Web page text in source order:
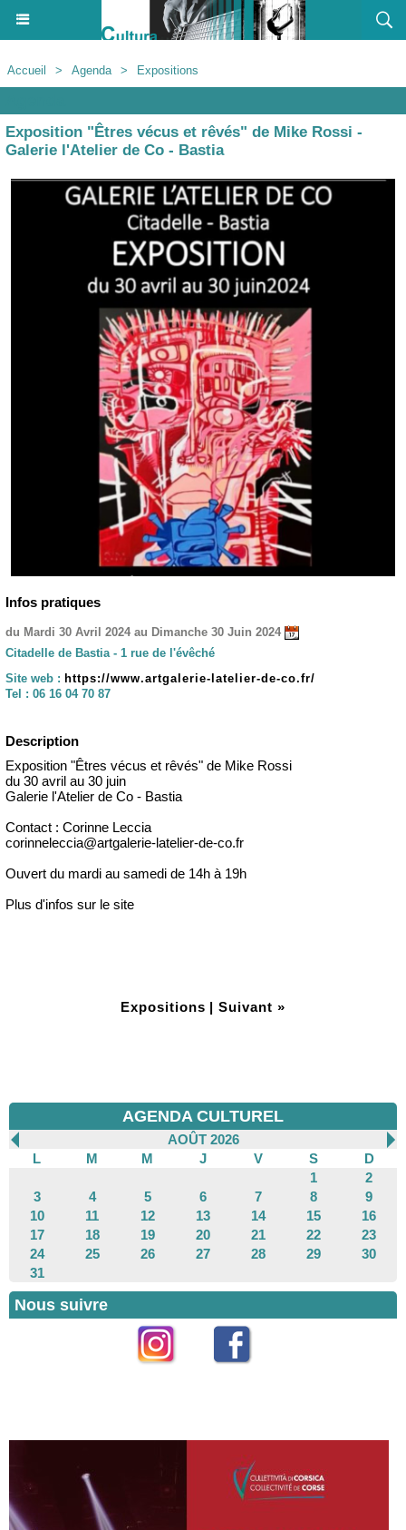
Accueil > Agenda > Expositions
Exposition "Êtres vécus et rêvés" de Mike Rossi -
Galerie l'Atelier de Co - Bastia
Infos pratiques
du Mardi 30 Avril 2024 au Dimanche 30 Juin 2024
Citadelle de Bastia - 1 rue de l'évêché
Site web : https://www.artgalerie-latelier-de-co.fr/
Tel : 06 16 04 70 87
Description
Exposition "Êtres vécus et rêvés" de Mike Rossi
du 30 avril au 30 juin
Galerie l'Atelier de Co - Bastia
Contact : Corinne Leccia
corinneleccia@artgalerie-latelier-de-co.fr
Ouvert du mardi au samedi de 14h à 19h
Plus d'infos sur le site
Expositions | Suivant »
AGENDA CULTUREL
AOÛT 2026
L
M M J V S
D
1
2
3
4 5 6 7 8
9
10
11 12 13 14 15
16
17
18 19 20 21 22
23
24
25 26 27 28 29
30
31
Nous suivre